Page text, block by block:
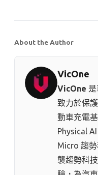
About the Author
VicOne
VicOne
致力於保
動車充電
Physical
Micro 趨
襲趨勢科